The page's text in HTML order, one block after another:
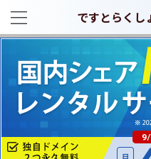
ですとらくし